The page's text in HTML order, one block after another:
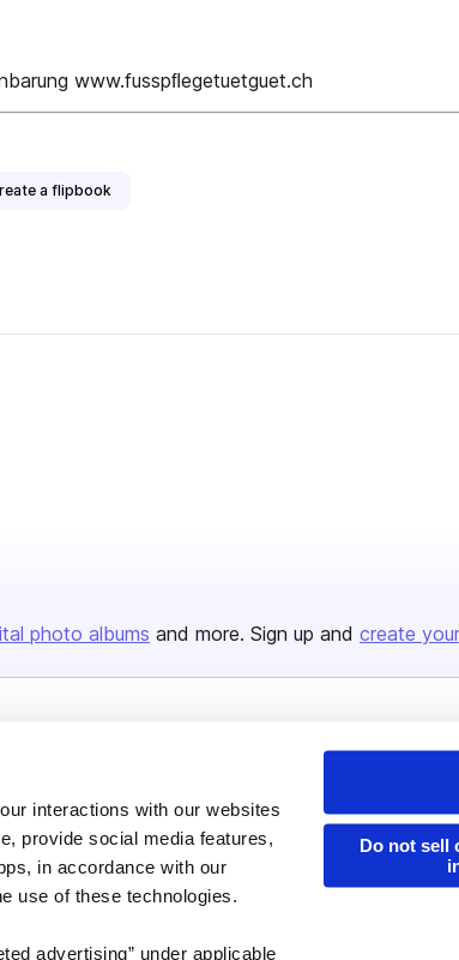
interactions with our websites
provide social media features,
in accordance with our
use of these technologies.
advertising” under applicable
Do not sell
www.fusspﬂegetuetguet.ch
a flipbook
photo albums and more. Sign up and create
Features
Flipbook
Industries